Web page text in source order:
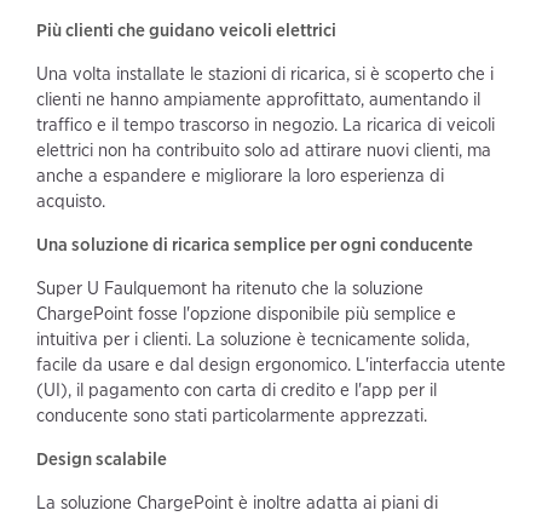
Più clienti che guidano veicoli elettrici
Una volta installate le stazioni di ricarica, si è scoperto che i
clienti ne hanno ampiamente approfittato, aumentando il
traffico e il tempo trascorso in negozio. La ricarica di veicoli
elettrici non ha contribuito solo ad attirare nuovi clienti, ma
anche a espandere e migliorare la loro esperienza di
acquisto.
Una soluzione di ricarica semplice per ogni conducente
Super U Faulquemont ha ritenuto che la soluzione
ChargePoint fosse l'opzione disponibile più semplice e
intuitiva per i clienti. La soluzione è tecnicamente solida,
facile da usare e dal design ergonomico. L'interfaccia utente
(UI), il pagamento con carta di credito e l'app per il
conducente sono stati particolarmente apprezzati.
Design scalabile
La soluzione ChargePoint è inoltre adatta ai piani di